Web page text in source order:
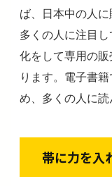
ば、日本中の人
多くの人に注目
化をして専用の
ります。電子書
め、多くの人に読
帯に力を入